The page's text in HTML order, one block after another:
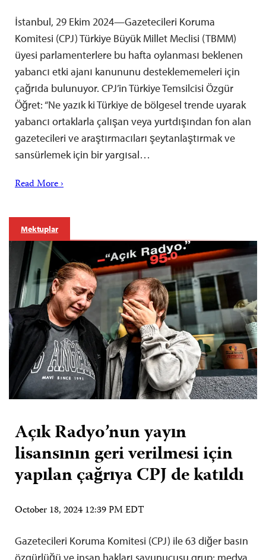
İstanbul, 29 Ekim 2024—Gazetecileri Koruma
Komitesi (CPJ) Türkiye Büyük Millet Meclisi (TBMM)
üyesi parlamenterlere bu hafta oylanması beklenen
yabancı etki ajanı kanununu desteklememeleri için
çağrıda bulunuyor. CPJ’in Türkiye Temsilcisi Özgür
Öğret: “Ne yazık ki Türkiye de bölgesel trende uyarak
yabancı ortaklarla çalışan veya yurtdışından fon alan
gazetecileri ve araştırmacıları şeytanlaştırmak ve
sansürlemek için bir yargısal…
Read More ›
Mektuplar
Açık Radyo’nun yayın
lisansının geri verilmesi için
yapılan çağrıya CPJ de katıldı
October 18, 2024 12:39 PM EDT
Gazetecileri Koruma Komitesi (CPJ) ile 63 diğer basın